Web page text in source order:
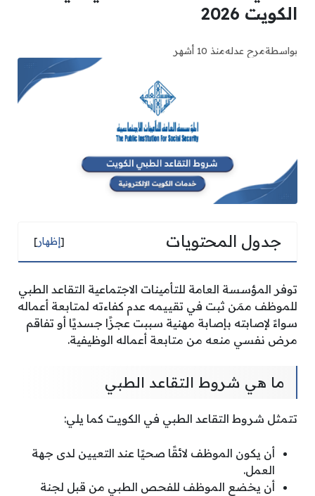
الكويت 2026
بواسطةمرح عدلهمنذ 10 أشهر
جدول المحتويات [إظهار]
توفر المؤسسة العامة للتأمينات الاجتماعية التقاعد الطبي
للموظف ممَن ثبت في تقييمه عدم كفاءته لمتابعة أعماله
سواءً لإصابته بإصابة مهنية سببت عجزًا جسديًا أو تفاقم
مرض نفسي منعه من متابعة أعماله الوظيفية.
ما هي شروط التقاعد الطبي
تتمثل شروط التقاعد الطبي في الكويت كما يلي:
أن يكون الموظف لائقًا صحيًا عند التعيين لدى جهة
العمل.
أن يخضع الموظف للفحص الطبي من قبل لجنة